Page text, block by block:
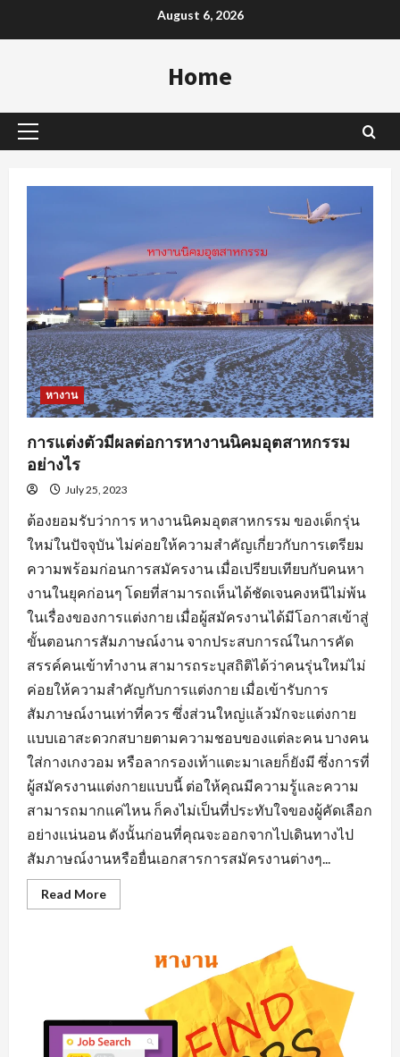
to
August 6, 2026
Home
Primary
หางาน
การแต่งตัวมีผลต่อการหางานนิคมอุตสาหกรรม
อย่างไร
July 25, 2023
ต้องยอมรับว่าการ หางานนิคมอุตสาหกรรม ของเด็กรุ่น
ใหม่ในปัจจุบัน ไม่ค่อยให้ความสำคัญเกี่ยวกับการเตรียม
ความพร้อมก่อนการสมัครงาน เมื่อเปรียบเทียบกับคนหา
งานในยุคก่อนๆ โดยที่สามารถเห็นได้ชัดเจนคงหนีไม่พ้น
ในเรื่องของการแต่งกาย เมื่อผู้สมัครงานได้มีโอกาสเข้าสู่
ขั้นตอนการสัมภาษณ์งาน จากประสบการณ์ในการคัด
สรรค์คนเข้าทำงาน สามารถระบุสถิติได้ว่าคนรุ่นใหม่ไม่
ค่อยให้ความสำคัญกับการแต่งกาย เมื่อเข้ารับการ
สัมภาษณ์งานเท่าที่ควร ซึ่งส่วนใหญ่แล้วมักจะแต่งกาย
แบบเอาสะดวกสบายตามความชอบของแต่ละคน บางคน
ใส่กางเกงวอม หรือลากรองเท้าแตะมาเลยก็ยังมี ซึ่งการที่
ผู้สมัครงานแต่งกายแบบนี้ ต่อให้คุณมีความรู้และความ
สามารถมากแค่ไหน ก็คงไม่เป็นที่ประทับใจของผู้คัดเลือก
อย่างแน่นอน ดังนั้นก่อนที่คุณจะออกจากไปเดินทางไป
สัมภาษณ์งานหรือยื่นเอกสารการสมัครงานต่างๆ...
Read MoreRead
more
หา
งาน
นิคม